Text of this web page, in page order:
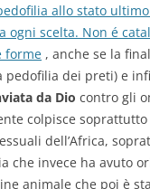
allo stato
ogni scelta. Non é
forme , anche se la
dei preti) e
da Dio contro gli
colpisce
dell’Africa,
che invece ha avuto
animale che poi è